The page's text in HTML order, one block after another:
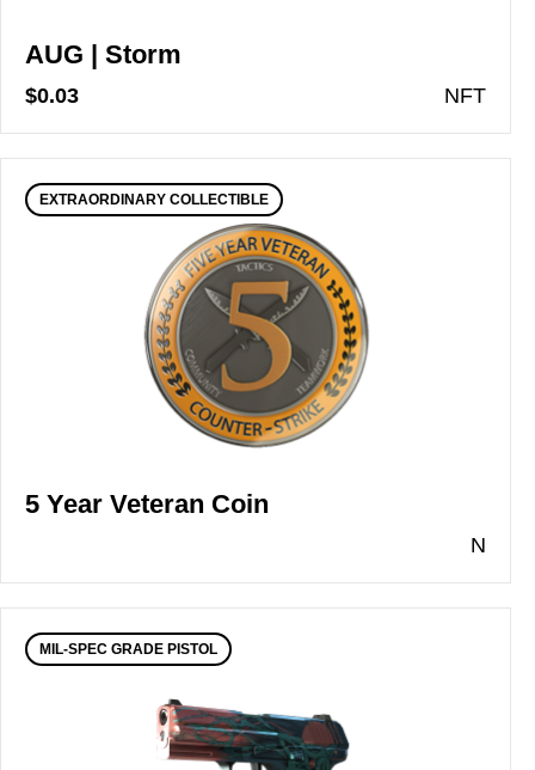
AUG | Storm
$0.03 NFT
EXTRAORDINARY COLLECTIBLE
5 Year Veteran Coin
N
MIL-SPEC GRADE PISTOL